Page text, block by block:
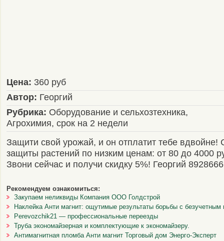
Цена: 360 руб
Автор: Георгий
Рубрика: Оборудование и сельхозтехника,
Агрохимия, срок на 2 недели
Защити свой урожай, и он отплатит тебе вдвойне!
защиты растений по низким ценам: от 80 до 4000
Звони сейчас и получи скидку 5%! Георгий
Рекомендуем ознакомиться:
Закупаем неликвиды Компания ООО Голдстрой
Наклейка Анти магнит: ощутимые результаты борьбы с безучетным
Perevozchik21 — профессиональные переезды
Труба экономайзерная и комплектующие к экономайзеру.
Антимагнитная пломба Анти магнит Торговый дом Энерго-Эксперт